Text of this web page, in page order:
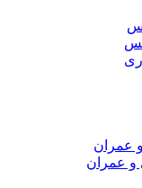
عمران
و عمران